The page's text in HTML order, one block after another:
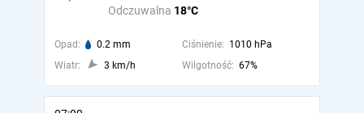
Odczuwalna 18°C
Opad: 0.2 mm Ciśnienie: 1010 hPa
Wiatr:
3 km/h Wilgotność: 67%